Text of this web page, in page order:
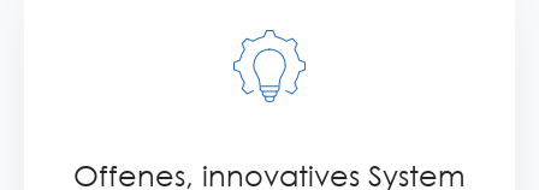
Offenes, innovatives System